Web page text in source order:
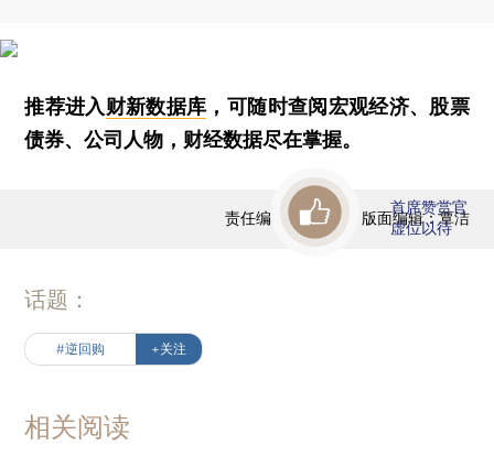
推荐进入财新数据库 ，可随时查阅宏观经济、股票
债券、公司人物，财经数据尽在掌握。
责任编辑：曹文姣 | 版面编辑：覃洁
首席赞赏官
虚位以待
话题：
#逆回购 +关注
相关阅读